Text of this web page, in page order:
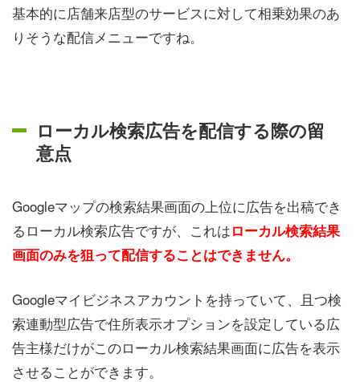
基本的に店舗来店型のサービスに対して相乗効果のあ
りそうな配信メニューですね。
ローカル検索広告を配信する際の留
意点
Googleマップの検索結果画面の上位に広告を出稿でき
るローカル検索広告ですが、これはローカル検索結果
画面のみを狙って配信することはできません。
Googleマイビジネスアカウントを持っていて、且つ検
索連動型広告で住所表示オプションを設定している広
告主様だけがこのローカル検索結果画面に広告を表示
させることができます。